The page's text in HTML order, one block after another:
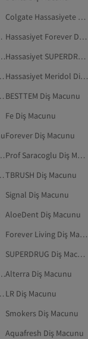
Colgate Hassasiyete Pro Çözüm
Hassasiyet Forever Diş Macunu
Diş Macunu
Hassasiyet SUPERDRUG Diş Macunu
Macunu
Hassasiyet Meridol Diş Macunu
Bakım BESTTEM Diş Macunu
Fe Diş Macunu
Forever Diş Macunu
Macunu
Prof Saracoglu Diş Macunu
MacunuTBRUSH Diş Macunu
Signal Diş Macunu
AloeDent Diş Macunu
Forever Living Diş Macunu
SUPERDRUG Diş Macunu
Diş MacunuAlterra Diş Macunu
Macunu LR Diş Macunu
Smokers Diş Macunu
Aquafresh Diş Macunu